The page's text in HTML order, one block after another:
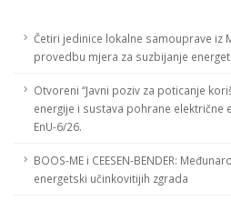
Četiri jedinice lokalne samouprave iz
provedbu mjera za suzbijanje
Otvoreni “Javni poziv za poticanje
energije i sustava pohrane električne
EnU-6/26.
BOOS-ME i CEESEN-BENDER:
energetski učinkovitijih zgrada